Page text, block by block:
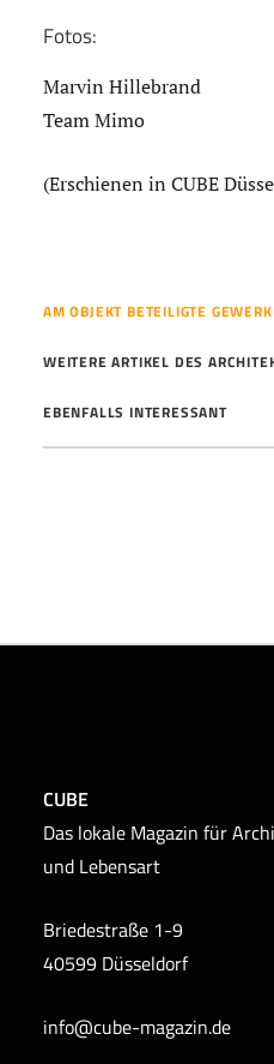
Fotos:
Marvin Hillebrand
Team Mimo
(Erschienen in CUBE
AM OBJEKT BETEILIGTE
WEITERE ARTIKEL DES
EBENFALLS INTERESSANT
CUBE
Das lokale Magazin für
und Lebensart
Briedestraße 1-9
40599 Düsseldorf
info@cube-magazin.de